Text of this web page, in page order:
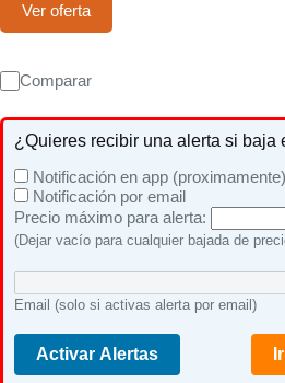
Ver oferta
Comparar
¿Quieres recibir una alerta si baja
Notificación en app (proximamente)
Notificación por email
Precio máximo para alerta:
(Dejar vacío para cualquier bajada de
Email (solo si activas alerta por email)
Activar Alertas